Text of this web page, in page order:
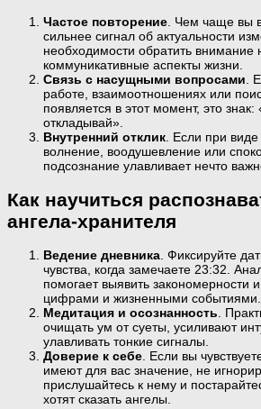
Частое повторение. Чем чаще вы
сильнее сигнал об актуальности
необходимости обратить внимание
коммуникативные аспекты жизни.
Связь с насущными вопросами.
работе, взаимоотношениях или
появляется в этот момент, это знак:
откладывай».
Внутренний отклик. Если при
волнение, воодушевление или
подсознание улавливает нечто
Как научиться
ангела-хранителя
Ведение дневника. Фиксируйте
чувства, когда замечаете 23:32.
помогает выявить закономерности
цифрами и жизненными событиями.
Медитация и осознанность.
очищать ум от суеты, усиливают
улавливать тонкие сигналы.
Доверие к себе. Если вы
имеют для вас значение, не
прислушайтесь к нему и
хотят сказать ангелы.